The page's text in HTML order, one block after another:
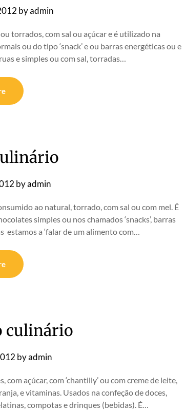
byadmin
torrados, com sal ou açúcar e é utilizado na
ou do tipo ‘snack’ e ou barras energéticas ou e
e simples ou com sal, torradas…
byadmin
ao natural, torrado, com sal ou com mel. É
simples ou nos chamados ‘snacks’, barras
estamos a ‘falar de um alimento com…
culinário
byadmin
açúcar, com ‘chantilly’ ou com creme de leite,
e vitaminas. Usados na confeção de doces,
compotas e drinques (bebidas). É…